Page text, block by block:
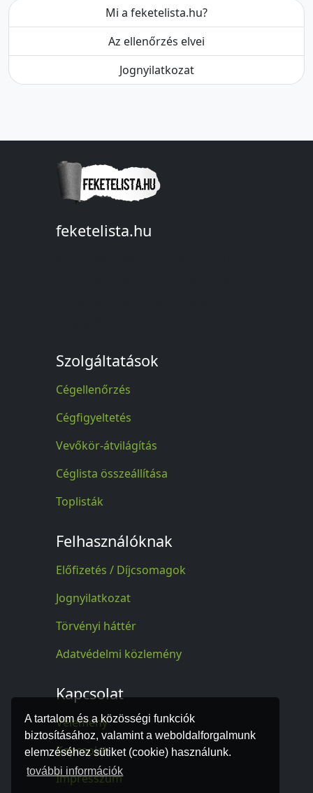
A tartalom és a közösségi funkciók
biztosításához, valamint a weboldalforgalmunk
elemzéséhez sütiket (cookie) használunk.
további információk
Mi a feketelista.hu?
Az ellenőrzés elvei
Jognyilatkozat
feketelista.hu
Szolgáltatások
Cégellenőrzés
Cégfigyeltetés
Vevőkör-átvilágítás
Céglista összeállítása
Toplisták
Felhasználóknak
Előfizetés / Díjcsomagok
Jognyilatkozat
Törvényi háttér
Adatvédelmi közlemény
Kapcsolat
Vélemény
Kapcsolat
Impresszum